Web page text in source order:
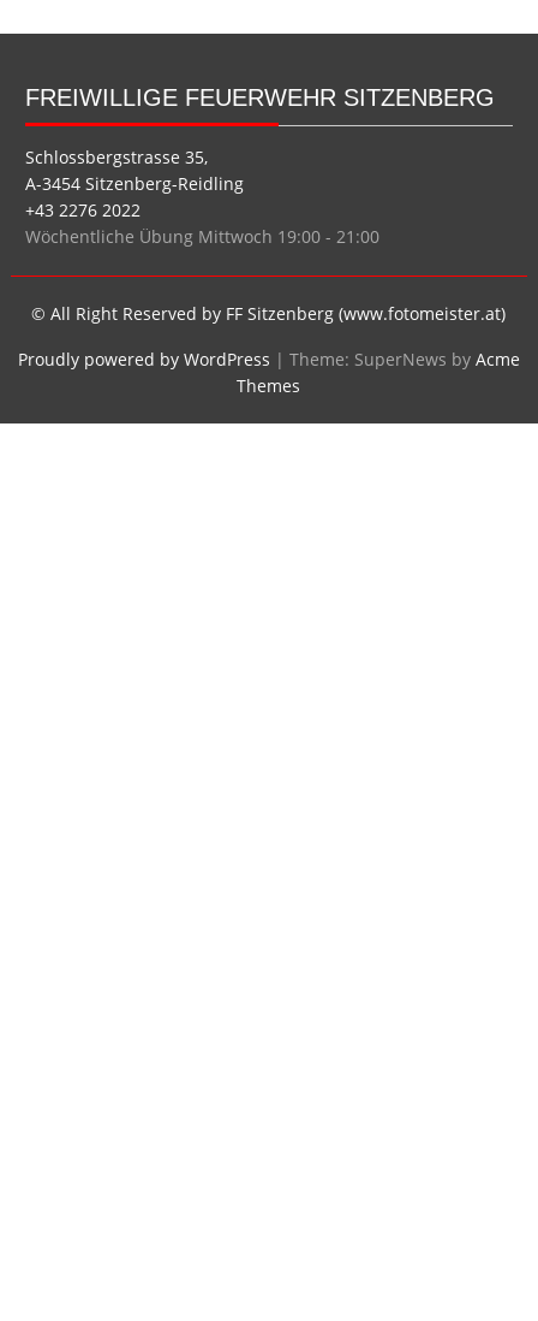
FREIWILLIGE FEUERWEHR SITZENBERG
Schlossbergstrasse 35,
A-3454 Sitzenberg-Reidling
+43 2276 2022
Wöchentliche Übung Mittwoch 19:00 - 21:00
© All Right Reserved by FF Sitzenberg (www.fotomeister.at)
Proudly powered by WordPress | Theme: SuperNews by Acme
Themes